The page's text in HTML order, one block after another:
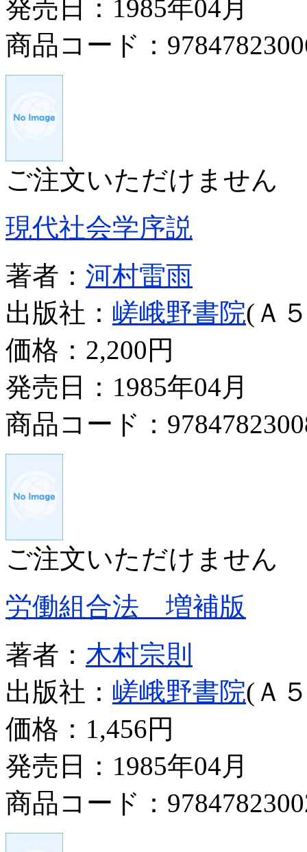
発売日：1985年04月
商品コード：
ご注文いただけません
現代社会学序説
著者： 河村雷雨
出版社： 嵯峨野書院(Ａ
価格： 2,200円
発売日：1985年04月
商品コード：
ご注文いただけません
労働組合法 増補版
著者： 木村宗則
出版社： 嵯峨野書院(Ａ
価格： 1,456円
発売日：1985年04月
商品コード：